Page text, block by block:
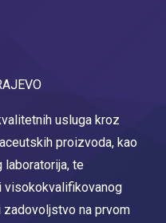
usluga kroz
proizvoda, kao
te
visokokvalifikovanog
na prvom